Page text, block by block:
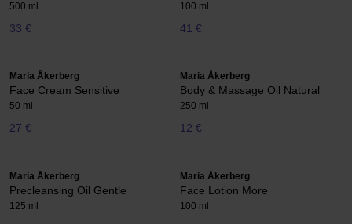
500 ml
33 €
100 ml
41 €
Maria Åkerberg
Face Cream Sensitive
50 ml
27 €
Maria Åkerberg
Body & Massage Oil Natural
250 ml
12 €
Maria Åkerberg
Precleansing Oil Gentle
125 ml
Maria Åkerberg
Face Lotion More
100 ml